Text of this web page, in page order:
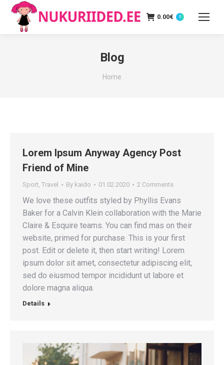
0.00€ 0
Blog
You are here:
Home
Lorem Ipsum Anyway Agency Post
Friend of Mine
Sport Travel By kaido 01.02.2020 2 Comments
We love these outfits styled by Phyllis Evans
Baker for a Calvin Klein collaboration with the Marie
Claire & Esquire teams. You can find mas on their
website, primed for purchase. This is your first
post. Edit or delete it, then start writing! Lorem
ipsum dolor sit amet, consectetur adipiscing elit,
sed do eiusmod tempor incididunt ut labore et
dolore magna aliqua.
Details